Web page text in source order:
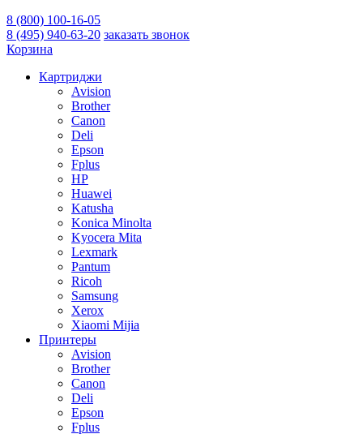
8 (800) 100-16-05
8 (495) 940-63-20 заказать звонок
Корзина
Картриджи
Avision
Brother
Canon
Deli
Epson
Fplus
HP
Huawei
Katusha
Konica Minolta
Kyocera Mita
Lexmark
Pantum
Ricoh
Samsung
Xerox
Xiaomi Mijia
Принтеры
Avision
Brother
Canon
Deli
Epson
Fplus